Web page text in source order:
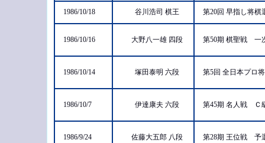
1986/10/18 谷川浩司 棋王 第20回 早指し将
1986/10/16 大野八一雄 四段 第50期 棋聖戦 一
1986/10/14 塚田泰明 六段 第5回 全日本プロ
1986/10/7 伊達康夫 六段 第45期 名人戦 Ｃ
1986/9/24 佐藤大五郎 八段 第28期 王位戦